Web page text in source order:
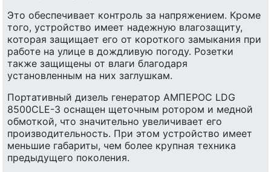
Это обеспечивает контроль за напряжением. Кроме
того, устройство имеет надежную влагозащиту,
которая защищает его от короткого замыкания при
работе на улице в дождливую погоду. Розетки
также защищены от влаги благодаря
установленным на них заглушкам.
Портативный дизель генератор АМПЕРОС LDG
8500CLE-3 оснащен щеточным ротором и медной
обмоткой, что значительно увеличивает его
производительность. При этом устройство имеет
меньшие габариты, чем более крупная техника
предыдущего поколения.